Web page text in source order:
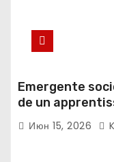
Emergente
de un
sur les
Июн 15, 2026